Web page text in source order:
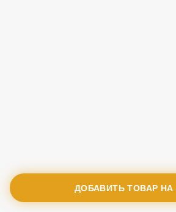
ДОБАВИТЬ ТОВАР НА